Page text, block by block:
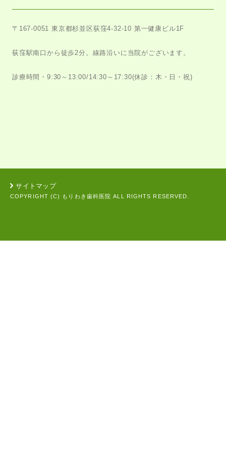
〒167-0051 東京都杉並区荻窪4-32-10 第一健康ビル1F
荻窪駅南口から徒歩2分。 線路沿いに当院がございます。
診療時間・9:30～13:00/14:30～17:30(休診：木・日・祝)
サイトマップ
COPYRIGHT (C) もりわき歯科医院 ALL RIGHTS RESERVED.